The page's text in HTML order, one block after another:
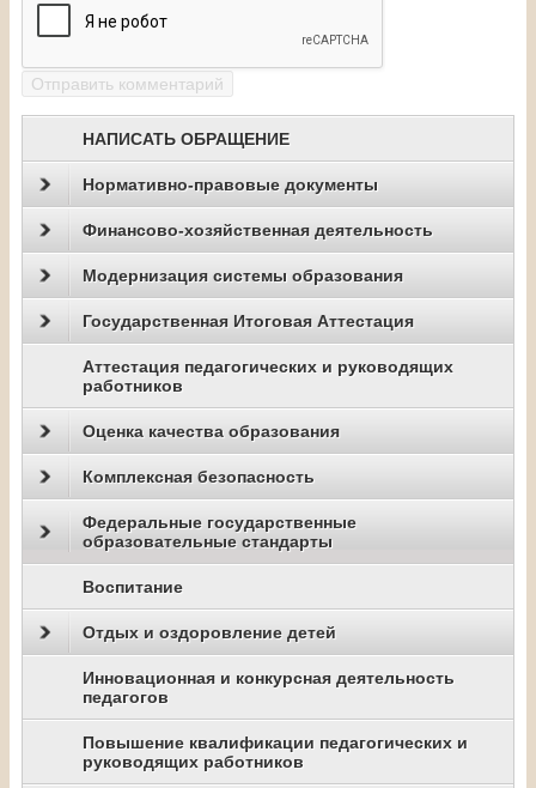
НАПИСАТЬ ОБРАЩЕНИЕ
Нормативно-правовые документы
Финансово-хозяйственная деятельность
Модернизация системы образования
Государственная Итоговая Аттестация
Аттестация педагогических и руководящих
работников
Оценка качества образования
Комплексная безопасность
Федеральные государственные
образовательные стандарты
Воспитание
Отдых и оздоровление детей
Инновационная и конкурсная деятельность
педагогов
Повышение квалификации педагогических и
руководящих работников